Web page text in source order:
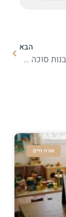
הבא
האם מותר לבנות סוכה תחת חבלי כביסה
אורח חיים